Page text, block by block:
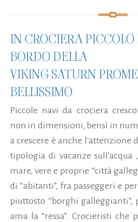
IN CROCIERA PICCOLO
BORDO DELLA
VIKING SATURN
BELLISSIMO
Piccole navi da crociera
non in dimensioni, bensì in
a crescere è anche l'attenzione
tipologia di vacanze sull'acqua
mare, vere e proprie “città
di “abitanti”, fra passeggeri e
piuttosto “borghi galleggianti”,
ama la “ressa”. Crocieristi che